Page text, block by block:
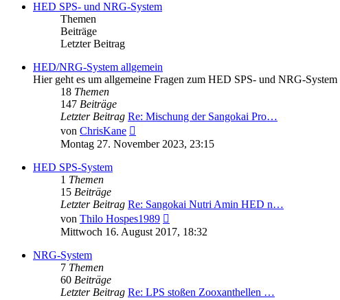
HED SPS- und NRG-System
Themen
Beiträge
Letzter Beitrag
HED/NRG-System allgemein
Hier geht es um allgemeine Fragen zum HED SPS- und NRG-System
18 Themen
147 Beiträge
Letzter Beitrag Re: Mischung der Sangokai Pro…
von ChrisKane
Beitrag
Montag 27. November 2023, 23:15
HED SPS-System
1 Themen
15 Beiträge
Letzter Beitrag Re: Sangokai Nutri Amin HED n…
von Thilo Hospes1989
Beitrag
Mittwoch 16. August 2017, 18:32
NRG-System
7 Themen
60 Beiträge
Letzter Beitrag Re: LPS stoßen Zooxanthellen …